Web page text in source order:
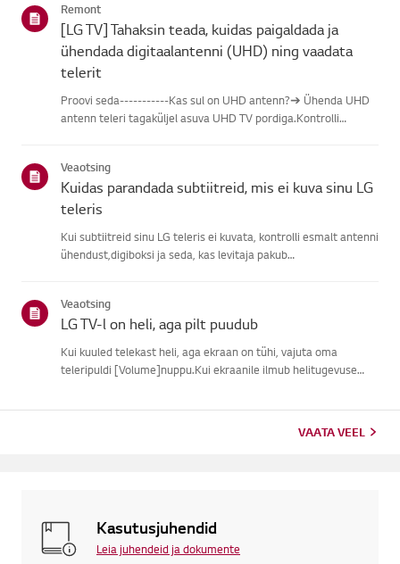
Remont
[LG TV] Tahaksin teada, kuidas paigaldada ja
ühendada digitaalantenni (UHD) ning vaadata
telerit
Proovi seda-----------Kas sul on UHD antenn?➔ Ühenda UHD
antenn teleri tagaküljel asuva UHD TV pordiga.Kontrolli
signaali, j...
Veaotsing
Kuidas parandada subtiitreid, mis ei kuva sinu LG
teleris
Kui subtiitreid sinu LG teleris ei kuvata, kontrolli esmalt antenni
ühendust,digiboksi ja seda, kas levitaja pakub
kasutad ...
Veaotsing
LG TV-l on heli, aga pilt puudub
Kui kuuled telekast heli, aga ekraan on tühi, vajuta oma
teleripuldi [Volume]nuppu.Kui ekraanile ilmub helitugevuse
VAATA VEEL
Kasutusjuhendid
Leia juhendeid ja dokumente